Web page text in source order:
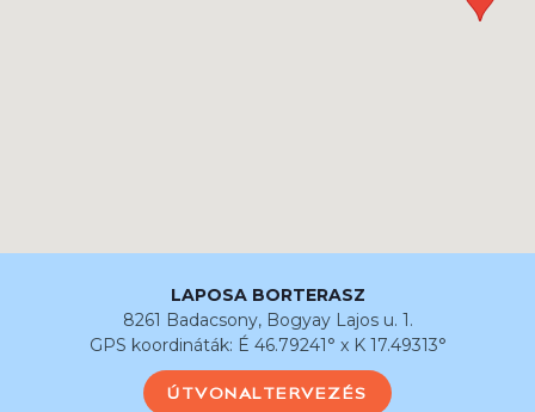
LAPOSA BORTERASZ
8261 Badacsony, Bogyay Lajos u. 1.
GPS koordináták: É 46.79241° x K 17.49313°
ÚTVONALTERVEZÉS